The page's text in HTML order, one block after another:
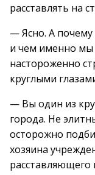
расставлять на
— Ясно. А
и чем именно
настороженно
круглыми
— Вы один из
города. Не
осторожно
хозяина
расставляющего